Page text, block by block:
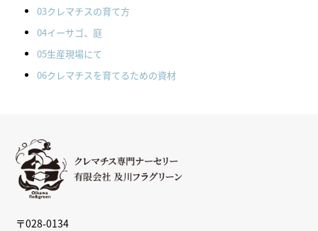
03クレマチスの育て方
04イーサゴ、庭
05生産現場にて
06クレマチスを育てるための資材
〒028-0134